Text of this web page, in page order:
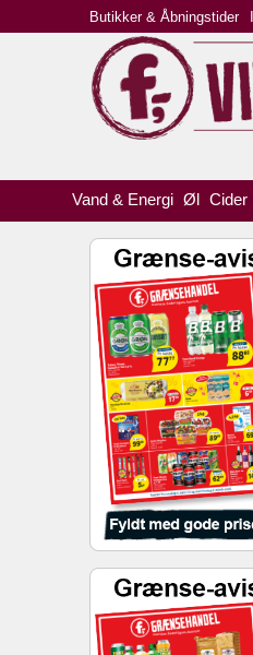
Vand & Energi Øl Cider
Butikker & Åbningstider